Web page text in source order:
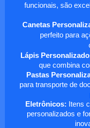
funcionais, são
Canetas
perfeito para
Lápis
que combina
Pastas
para transporte de
Eletrônicos: Itens
personalizados e